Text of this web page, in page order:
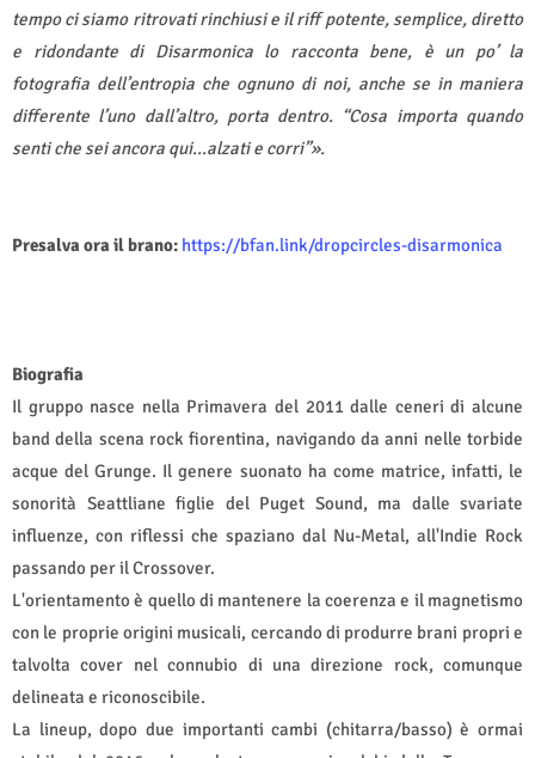
tempo ci siamo ritrovati rinchiusi e il riff potente, semplice, diretto
e ridondante di Disarmonica lo racconta bene, è un po’ la
fotografia dell’entropia che ognuno di noi, anche se in maniera
differente l’uno dall’altro, porta dentro. “Cosa importa quando
senti che sei ancora qui...alzati e corri”».
Presalva ora il brano: https://bfan.link/dropcircles-disarmonica
Biografia
Il gruppo nasce nella Primavera del 2011 dalle ceneri di alcune
band della scena rock fiorentina, navigando da anni nelle torbide
acque del Grunge. Il genere suonato ha come matrice, infatti, le
sonorità Seattliane figlie del Puget Sound, ma dalle svariate
influenze, con riflessi che spaziano dal Nu-Metal, all'Indie Rock
passando per il Crossover.
L'orientamento è quello di mantenere la coerenza e il magnetismo
con le proprie origini musicali, cercando di produrre brani propri e
talvolta cover nel connubio di una direzione rock, comunque
delineata e riconoscibile.
La lineup, dopo due importanti cambi (chitarra/basso) è ormai